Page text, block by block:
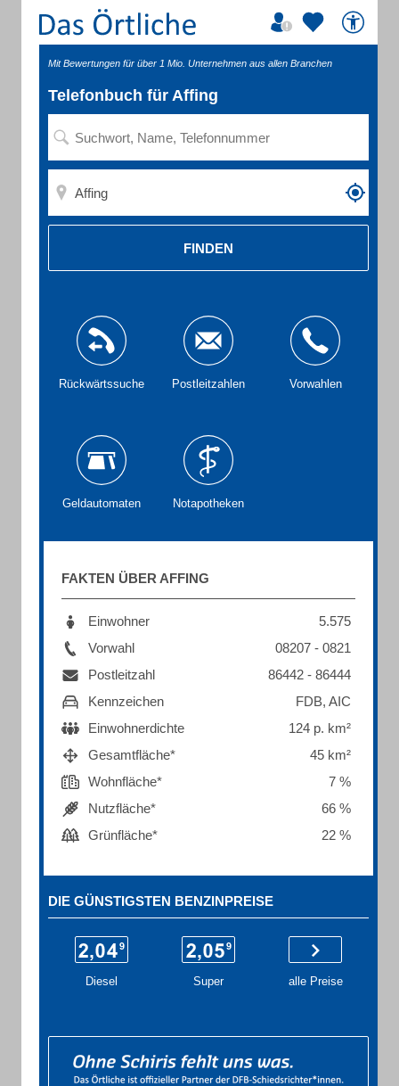
Mit Bewertungen für über 1 Mio. Unternehmen aus allen Branchen
Telefonbuch für Affing
FINDEN
Rückwärtssuche Postleitzahlen Vorwahlen
Geldautomaten Notapotheken
FAKTEN ÜBER AFFING
Einwohner
5.575
Vorwahl
08207 - 0821
Postleitzahl
86442 - 86444
Kennzeichen
FDB, AIC
Einwohnerdichte
124 p. km²
Gesamtfläche*
45 km²
Wohnfläche*
7 %
Nutzfläche*
66 %
Grünfläche*
22 %
DIE GÜNSTIGSTEN BENZINPREISE
Diesel Super alle Preise